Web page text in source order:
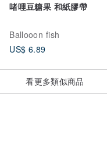
啫哩豆糖果 和紙膠帶
Ballooon fish
US$ 6.89
看更多類似商品